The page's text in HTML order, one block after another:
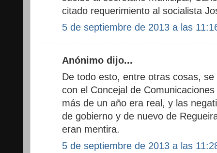
citado requerimiento al socialista
5 de septiembre de 2013 a las
Anónimo dijo...
De todo esto, entre otras cosas,
con el Concejal de
más de un año era real, y las
de gobierno y de nuevo de
eran mentira.
5 de septiembre de 2013 a las